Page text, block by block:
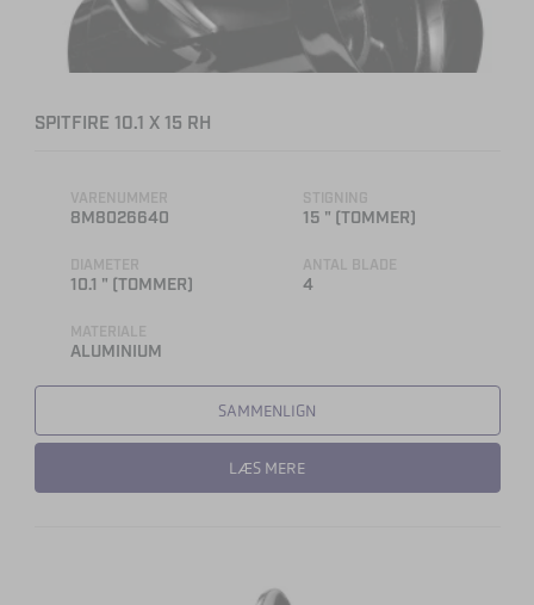
SPITFIRE 10.1 X 15 RH
VARENUMMER
8M8026640
STIGNING
15 " (TOMMER)
DIAMETER
10.1 " (TOMMER)
ANTAL BLADE
4
MATERIALE
ALUMINIUM
SAMMENLIGN
LÆS MERE